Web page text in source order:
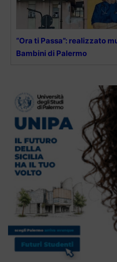
“Ora ti Passa”: realizzato
Bambini di Palermo